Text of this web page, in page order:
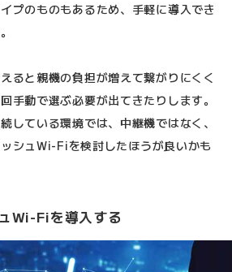
プのものもあるため、手軽に導入でき
ると親機の負担が増えて繋がりにくく
手動で選ぶ必要が出てきたりします。
している環境では、中継機ではなく、
シュWi-Fiを検討したほうが良いかも
Wi-Fiを導入する